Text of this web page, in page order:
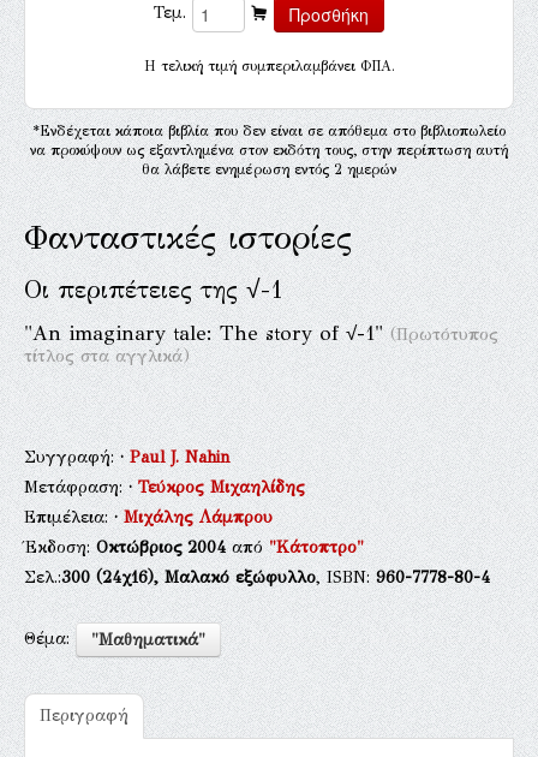
Τεμ.
H τελική τιμή συμπεριλαμβάνει ΦΠΑ.
*Ενδέχεται κάποια βιβλία που δεν είναι σε απόθεμα στο βιβλιοπωλείο
να προκύψουν ως εξαντλημένα στον εκδότη τους, στην περίπτωση αυτή
θα λάβετε ενημέρωση εντός 2 ημερών
Φανταστικές ιστορίες
Οι περιπέτειες της √-1
"An imaginary tale: The story of √-1"(Πρωτότυπος
τίτλος στα αγγλικά)
Συγγραφή:·Paul J. Nahin
Μετάφραση:·Τεύκρος Μιχαηλίδης
Επιμέλεια:·Μιχάλης Λάμπρου
Έκδοση:Οκτώβριος 2004από"Κάτοπτρο"
Σελ.:300(24χ16), Μαλακό εξώφυλλο, ISBN:960-7778-80-4
Θέμα: "Μαθηματικά"
Περιγραφή